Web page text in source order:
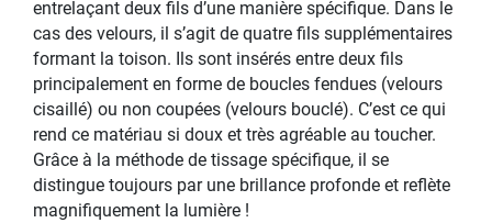
entrelaçant deux fils d’une manière spécifique. Dans le
cas des velours, il s’agit de quatre fils supplémentaires
formant la toison. Ils sont insérés entre deux fils
principalement en forme de boucles fendues (velours
cisaillé) ou non coupées (velours bouclé). C’est ce qui
rend ce matériau si doux et très agréable au toucher.
Grâce à la méthode de tissage spécifique, il se
distingue toujours par une brillance profonde et reflète
magnifiquement la lumière !